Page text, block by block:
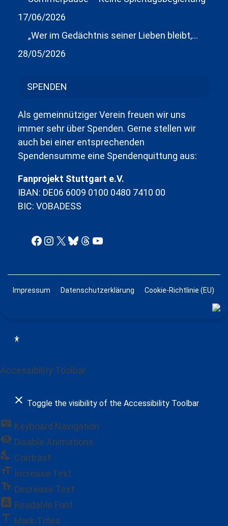
17/06/2026
„Wer im Gedächtnis seiner Lieben bleibt,…
28/05/2026
SPENDEN
Als gemeinnütziger Verein freuen wir uns
immer sehr über Spenden. Gerne stellen wir
auch bei einer entsprechenden
Spendensumme eine Spendenquittung aus:
Fanprojekt Stuttgart e.V.
IBAN: DE06 6009 0100 0480 7410 00
BIC: VOBADESS
Facebook
Instagram
X Bluesky
Threads
YouTube
Impressum Datenschutzerklärung Cookie-Richtlinie (EU)
Accessibility Toolbar
close Toggle the visibility of the Accessibility Toolbar
keyboard Keyboard Navigation
visibility_off Disable Animations
nights_stay Contrast
format_size Increase Text
text_fields Decrease Text
font_download Readable Font
title Mark Titles